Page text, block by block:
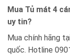
Mua Tủ mát 4
uy tin?
Mua chính hãng
quốc. Hotline